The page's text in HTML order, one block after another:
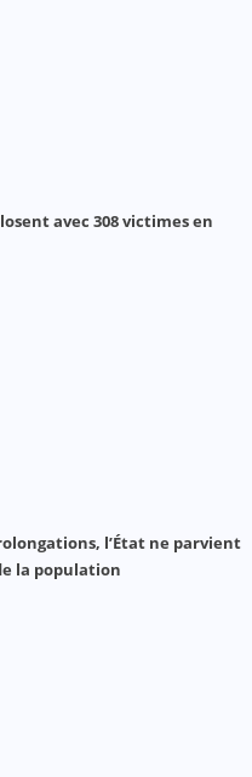
avec 308 victimes en
l’État ne parvient
la population